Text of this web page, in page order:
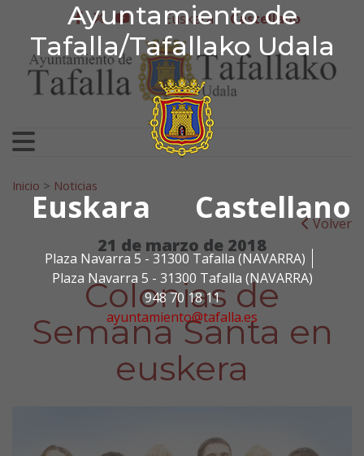
Ayuntamiento de
Tafalla/Tafallako Udala
Euskara Castellano
Plaza Navarra 5 - 31300 Tafalla (NAVARRA)
Plaza Navarra 5 - 31300 Tafalla (NAVARRA)
948 70 18 11
ayuntamiento@tafalla.es
Ir al contenido
Ayuntamiento de
facebook
twitter
youtube
Euskera Castellano
Search for:
Inicio > Noticias
Volver
21 de marzo de 2018
Colonias de
Semana Santa en
euskera